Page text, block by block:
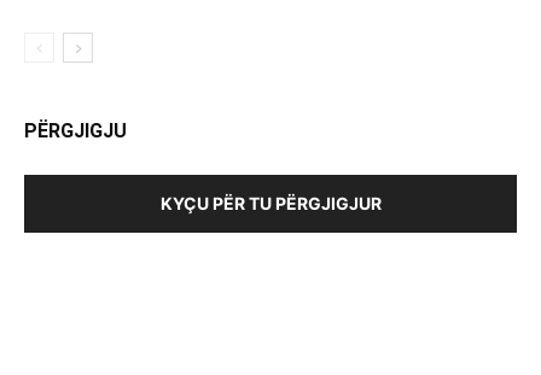
PËRGJIGJU
KYÇU PËR TU PËRGJIGJUR